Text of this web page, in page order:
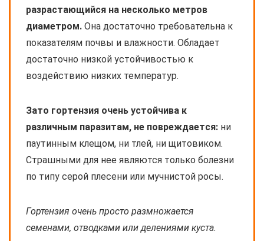
разрастающийся на несколько метров
диаметром. Она достаточно требовательна к
показателям почвы и влажности. Обладает
достаточно низкой устойчивостью к
воздействию низких температур.
Зато гортензия очень устойчива к
различным паразитам, не повреждается: ни
паутинным клещом, ни тлей, ни щитовиком.
Страшными для нее являются только болезни
по типу серой плесени или мучнистой росы.
Гортензия очень просто размножается
семенами, отводками или делениями куста.